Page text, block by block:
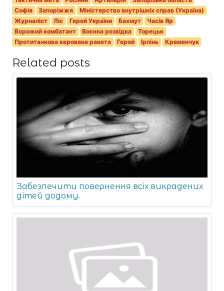
Софія
Запоріжжя
Міністерство внутрішніх справ (Україна)
Журналіст
Ліс Герой України Бахмут
Часів Яр
Ворожий комбатант
Воєнна розвідка
Торецьк
Протитанкова керована ракета
Герой Ірпінь Кременчук
Related posts
Забезпечити повернення всіх викрадених
дітей додому.